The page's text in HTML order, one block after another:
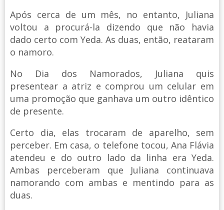
Após cerca de um mês, no entanto, Juliana
voltou a procurá-la dizendo que não havia
dado certo com Yeda. As duas, então, reataram
o namoro.
No Dia dos Namorados, Juliana quis
presentear a atriz e comprou um celular em
uma promoção que ganhava um outro idêntico
de presente.
Certo dia, elas trocaram de aparelho, sem
perceber. Em casa, o telefone tocou, Ana Flávia
atendeu e do outro lado da linha era Yeda.
Ambas perceberam que Juliana continuava
namorando com ambas e mentindo para as
duas.